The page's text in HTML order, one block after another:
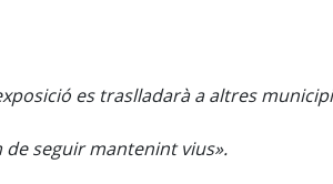
es traslladarà a altres
seguir mantenint vius».